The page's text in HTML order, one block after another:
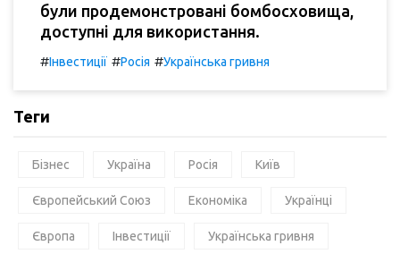
були продемонстровані бомбосховища,
доступні для використання.
#Інвестиції #Росія #Українська гривня
Теги
Бізнес Україна Росія Київ
Європейський Союз Економіка Українці
Європа Інвестиції Українська гривня